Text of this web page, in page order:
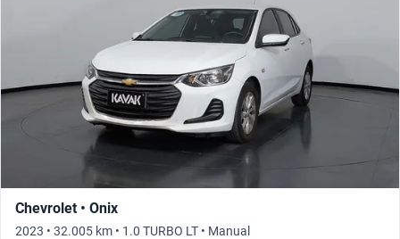
Chevrolet • Onix
2023 • 32.005 km • 1.0 TURBO LT • Manual